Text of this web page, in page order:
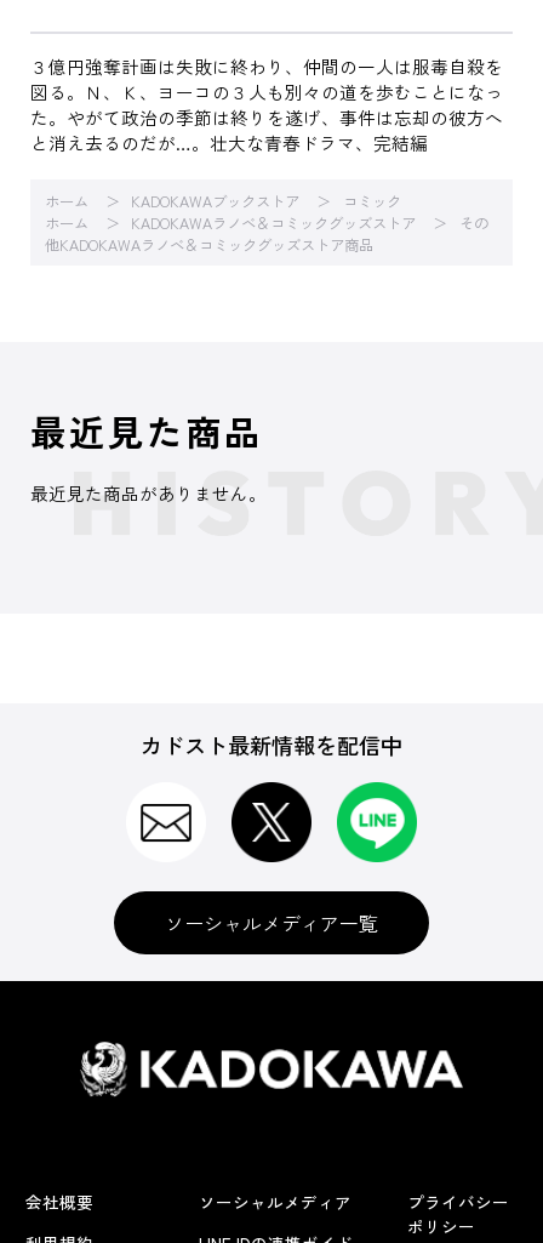
３億円強奪計画は失敗に終わり、仲間の一人は服毒自殺を
図る。Ｎ、Ｋ、ヨーコの３人も別々の道を歩むことになっ
た。やがて政治の季節は終りを遂げ、事件は忘却の彼方へ
と消え去るのだが…。壮大な青春ドラマ、完結編
ホーム KADOKAWAブックストア
コミック
ホーム
KADOKAWAラノベ＆コミックグッズストア
その
他KADOKAWAラノベ＆コミックグッズストア商品
最近見た商品
最近見た商品がありません。
カドスト最新情報を配信中
ソーシャルメディア一覧
会社概要
ソーシャルメディア
プライバシー
ポリシー